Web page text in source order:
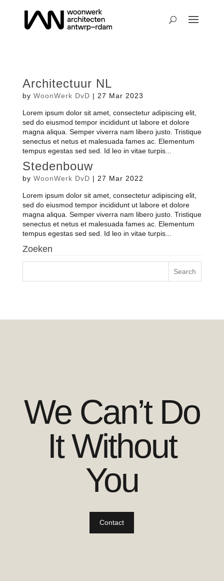
Architectuur NL
by WoonWerk DvD | 27 Mar 2023
Lorem ipsum dolor sit amet, consectetur adipiscing elit,
sed do eiusmod tempor incididunt ut labore et dolore
magna aliqua. Semper viverra nam libero justo. Tristique
senectus et netus et malesuada fames ac. Elementum
tempus egestas sed sed. Id leo in vitae turpis...
Stedenbouw
by WoonWerk DvD | 27 Mar 2022
Lorem ipsum dolor sit amet, consectetur adipiscing elit,
sed do eiusmod tempor incididunt ut labore et dolore
magna aliqua. Semper viverra nam libero justo. Tristique
senectus et netus et malesuada fames ac. Elementum
tempus egestas sed sed. Id leo in vitae turpis...
Zoeken
We Can’t Do
It Without
You
Contact